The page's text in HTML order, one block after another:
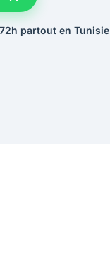
partout en Tunisie